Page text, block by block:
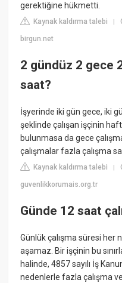
gerektiğine hükmetti.
Kaynak kaldırma talebi |
birgun.net
2 gündüz 2 gece
saat?
İşyerinde iki gün gece, iki
şeklinde çalışan işçinin
bulunmasa da gece
çalışmalar fazla çalışma
Kaynak kaldırma talebi |
guvenlikkorumais.org.tr
Günde 12 saat
Günlük çalışma süresi her
aşamaz. Bir işçinin bu
halinde, 4857 sayılı İş
nedenlerle fazla çalışma